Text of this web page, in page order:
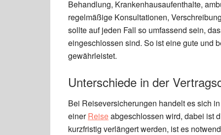
Behandlung, Krankenhausaufenthalte,
regelmäßige Konsultationen,
sollte auf jeden Fall so umfassend sein,
eingeschlossen sind. So ist eine gute und
gewährleistet.
Unterschiede in der
Bei Reiseversicherungen handelt es sich
einerReiseabgeschlossen wird, dabei ist
kurzfristig verlängert werden, ist es